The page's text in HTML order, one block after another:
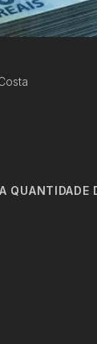
QUANTIDADE